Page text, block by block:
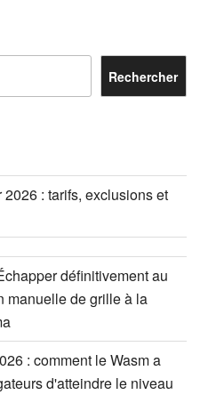
Rechercher
: tarifs, exclusions et
définitivement au
manuelle de grille à la
: comment le Wasm a
d'atteindre le niveau